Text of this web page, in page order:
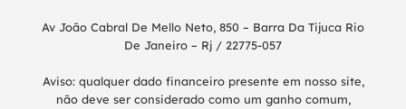
Av João Cabral De Mello Neto, 850 – Barra Da Tijuca Rio
De Janeiro – Rj / 22775-057
Aviso: qualquer dado financeiro presente em nosso site,
não deve ser considerado como um ganho comum,